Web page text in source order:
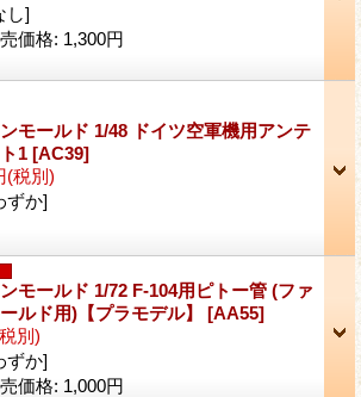
し]
価格: 1,300円
モールド 1/48 ドイツ空軍機用アンテ
1 [AC39]
(税別)
ずか]
モールド 1/72 F-104用ピトー管 (ファ
ルド用)【プラモデル】 [AA55]
別)
ずか]
価格: 1,000円